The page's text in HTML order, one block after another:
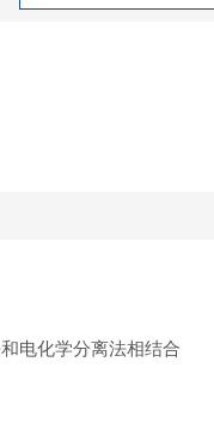
电化学分离法相结合